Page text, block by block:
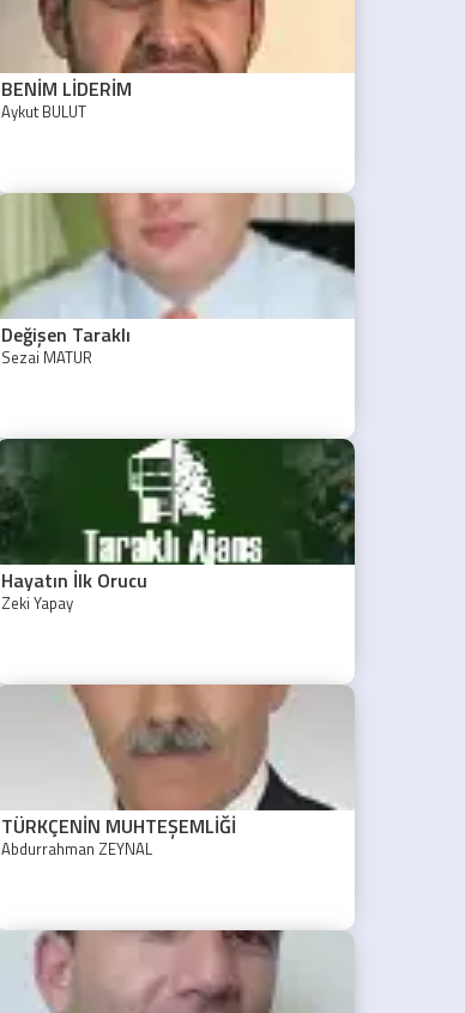
BENİM LİDERİM
Aykut BULUT
Değişen Taraklı
Sezai MATUR
Hayatın İlk Orucu
Zeki Yapay
TÜRKÇENİN MUHTEŞEMLİĞİ
Abdurrahman ZEYNAL